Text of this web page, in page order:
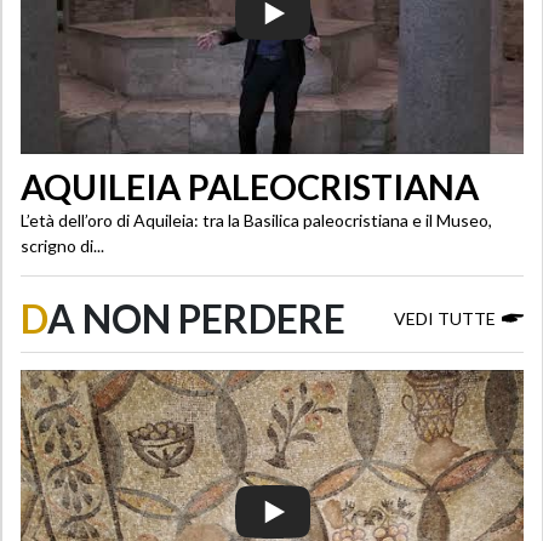
AQUILEIA PALEOCRISTIANA
L’età dell’oro di Aquileia: tra la Basilica paleocristiana e il Museo,
scrigno di...
DA NON PERDERE VEDI TUTTE